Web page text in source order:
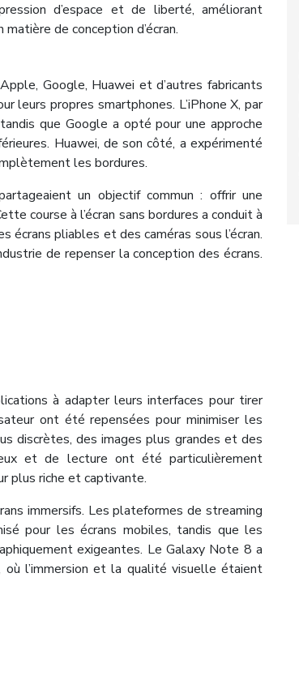
d’espace et de liberté, améliorant
de conception d’écran.
Google, Huawei et d’autres fabricants
leurs propres smartphones. L’iPhone X, par
que Google a opté pour une approche
Huawei, de son côté, a expérimenté
les bordures.
un objectif commun : offrir une
course à l’écran sans bordures a conduit à
écrans pliables et des caméras sous l’écran.
de repenser la conception des écrans.
à adapter leurs interfaces pour tirer
ont été repensées pour minimiser les
discrètes, des images plus grandes et des
et de lecture ont été particulièrement
plus riche et captivante.
immersifs. Les plateformes de streaming
pour les écrans mobiles, tandis que les
exigeantes. Le Galaxy Note 8 a
l’immersion et la qualité visuelle étaient